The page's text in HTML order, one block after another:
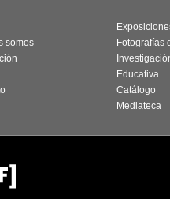
somos
Fotografías
Educativa
Catálogo
Mediateca